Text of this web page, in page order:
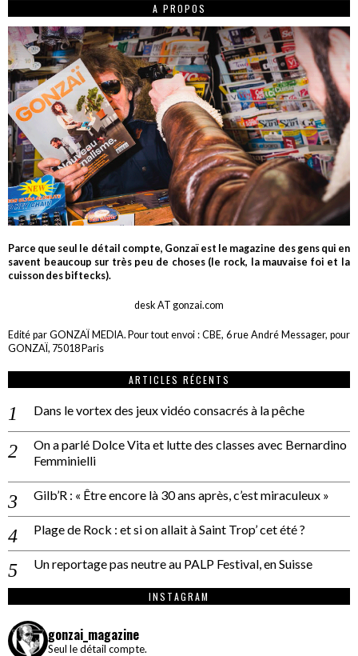
A PROPOS
Parce que seul le détail compte, Gonzaï est le magazine des gens qui en
savent beaucoup sur très peu de choses (le rock, la mauvaise foi et la
cuisson des biftecks).
desk AT gonzai.com
Edité par GONZAÏ MEDIA. Pour tout envoi : CBE, 6 rue André Messager, pour
GONZAÏ, 75018 Paris
ARTICLES RÉCENTS
Dans le vortex des jeux vidéo consacrés à la pêche
On a parlé Dolce Vita et lutte des classes avec Bernardino
Femminielli
Gilb’R : « Être encore là 30 ans après, c’est miraculeux »
Plage de Rock : et si on allait à Saint Trop’ cet été ?
Un reportage pas neutre au PALP Festival, en Suisse
INSTAGRAM
gonzai_magazine
Seul le détail compte.